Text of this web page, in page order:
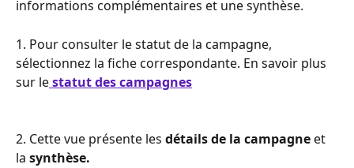
informations complémentaires et une synthèse.
1. Pour consulter le statut de la campagne,
sélectionnez la fiche correspondante. En savoir plus
sur lestatut des campagnes
2. Cette vue présente les détails de la campagne et
la synthèse.